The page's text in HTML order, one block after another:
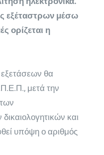
εξέταστρων μέσω
ορίζεται η
θα
μετά την
ν
ικών και
υπόψη ο αριθμός